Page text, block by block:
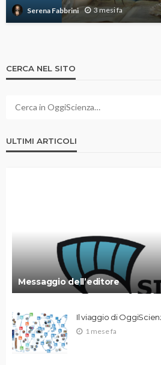
Serena Fabbrini 3 mesi fa
CERCA NEL SITO
ULTIMI ARTICOLI
Messaggio dell’editore
Il viaggio di
1 mese fa